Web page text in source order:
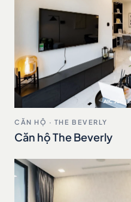
CĂN HỘ · THE BEVERLY
Căn hộ The Beverly